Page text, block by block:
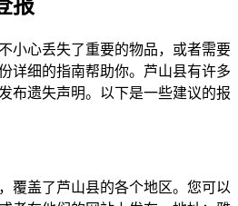
报
小心丢失了重要的物品，或者需要
详细的指南帮助你。芦山县有许多
布遗失声明。以下是一些建议的报
覆盖了芦山县的各个地区。您可以